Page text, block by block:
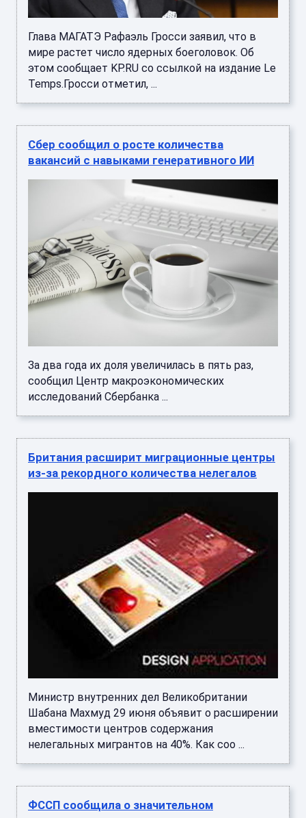
Глава МАГАТЭ Рафаэль Гросси заявил, что в
мире растет число ядерных боеголовок. Об
этом сообщает KP.RU со ссылкой на издание Le
Temps.Гросси отметил, ...
Сбер сообщил о росте количества
вакансий с навыками генеративного ИИ
За два года их доля увеличилась в пять раз,
сообщил Центр макроэкономических
исследований Сбербанка ...
Британия расширит миграционные центры
из-за рекордного количества нелегалов
Министр внутренних дел Великобритании
Шабана Махмуд 29 июня объявит о расширении
вместимости центров содержания
нелегальных мигрантов на 40%. Как соо ...
ФССП сообщила о значительном